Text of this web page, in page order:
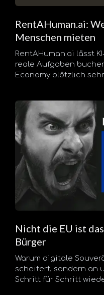
RentAHuman.ai:
Menschen mieten
RentAHuman.ai lässt
reale Aufgaben
Economy plötzlich
Nicht die EU ist
Bürger
Warum digitale
scheitert, sondern an
Schritt für Schritt